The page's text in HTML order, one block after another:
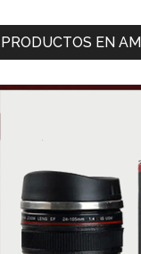
PRODUCTOS EN